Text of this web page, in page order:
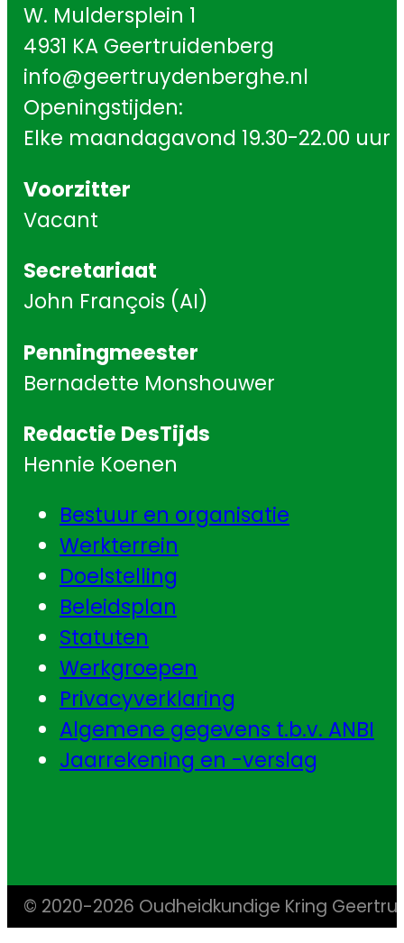
W. Muldersplein 1
4931 KA Geertruidenberg
info@geertruydenberghe.nl
Openingstijden:
Elke maandagavond 19.30-22.00 uur
Voorzitter
Vacant
Secretariaat
John François (AI)
Penningmeester
Bernadette Monshouwer
Redactie DesTijds
Hennie Koenen
Bestuur en organisatie
Werkterrein
Doelstelling
Beleidsplan
Statuten
Werkgroepen
Privacyverklaring
Algemene gegevens t.b.v. ANBI
Jaarrekening en -verslag
© 2020-2026 Oudheidkundige Kring